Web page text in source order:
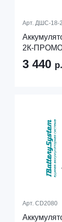
Арт. ДШС-18-
2К-
3 440 р.
Арт. CD2080